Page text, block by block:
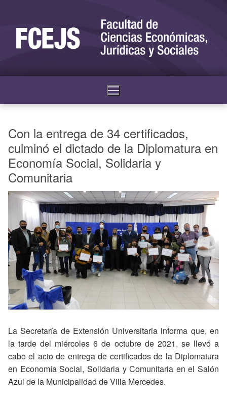
Con la entrega de 34 certificados,
culminó el dictado de la Diplomatura en
Economía Social, Solidaria y
Comunitaria
La Secretaría de Extensión Universitaria informa que, en
la tarde del miércoles 6 de octubre de 2021, se llevó a
cabo el acto de entrega de certificados de la Diplomatura
en Economía Social, Solidaria y Comunitaria en el Salón
Azul de la Municipalidad de Villa Mercedes.